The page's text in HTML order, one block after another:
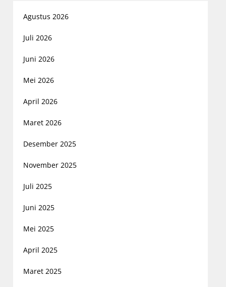
Agustus 2026
Juli 2026
Juni 2026
Mei 2026
April 2026
Maret 2026
Desember 2025
November 2025
Juli 2025
Juni 2025
Mei 2025
April 2025
Maret 2025